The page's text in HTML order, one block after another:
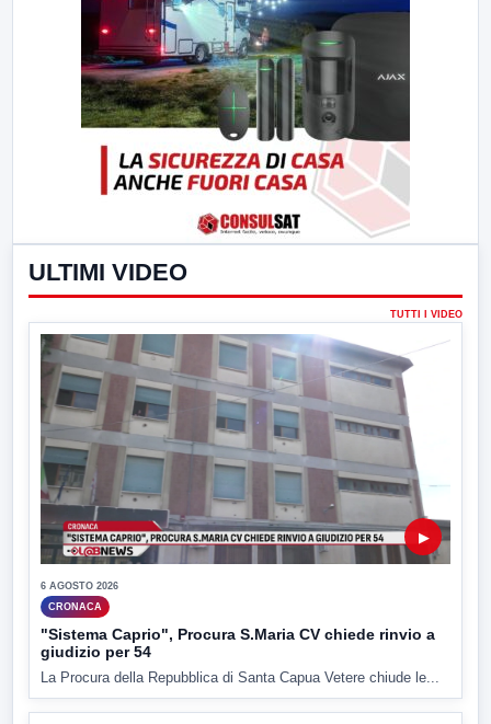
ULTIMI VIDEO
TUTTI I VIDEO
▶
6 AGOSTO 2026
CRONACA
"Sistema Caprio", Procura S.Maria CV chiede rinvio a
giudizio per 54
La Procura della Repubblica di Santa Capua Vetere chiude le...